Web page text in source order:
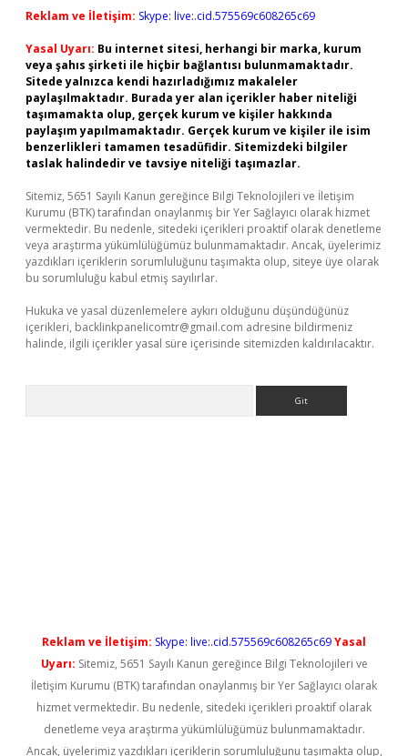
Reklam ve İletişim: Skype: live:.cid.575569c608265c69
Yasal Uyarı: Bu internet sitesi, herhangi bir marka, kurum
veya şahıs şirketi ile hiçbir bağlantısı bulunmamaktadır.
Sitede yalnızca kendi hazırladığımız makaleler
paylaşılmaktadır. Burada yer alan içerikler haber niteliği
taşımamakta olup, gerçek kurum ve kişiler hakkında
paylaşım yapılmamaktadır. Gerçek kurum ve kişiler ile isim
benzerlikleri tamamen tesadüfidir. Sitemizdeki bilgiler
taslak halindedir ve tavsiye niteliği taşımazlar.
Sitemiz, 5651 Sayılı Kanun gereğince Bilgi Teknolojileri ve İletişim
Kurumu (BTK) tarafından onaylanmış bir Yer Sağlayıcı olarak hizmet
vermektedir. Bu nedenle, sitedeki içerikleri proaktif olarak denetleme
veya araştırma yükümlülüğümüz bulunmamaktadır. Ancak, üyelerimiz
yazdıkları içeriklerin sorumluluğunu taşımakta olup, siteye üye olarak
bu sorumluluğu kabul etmiş sayılırlar.
Hukuka ve yasal düzenlemelere aykırı olduğunu düşündüğünüz
içerikleri, backlinkpanelicomtr@gmail.com adresine bildirmeniz
halinde, ilgili içerikler yasal süre içerisinde sitemizden kaldırılacaktır.
Reklam ve İletişim: Skype: live:.cid.575569c608265c69Yasal
Uyarı: Sitemiz, 5651 Sayılı Kanun gereğince Bilgi Teknolojileri ve
İletişim Kurumu (BTK) tarafından onaylanmış bir Yer Sağlayıcı olarak
hizmet vermektedir. Bu nedenle, sitedeki içerikleri proaktif olarak
denetleme veya araştırma yükümlülüğümüz bulunmamaktadır.
Ancak, üyelerimiz yazdıkları içeriklerin sorumluluğunu taşımakta olup,